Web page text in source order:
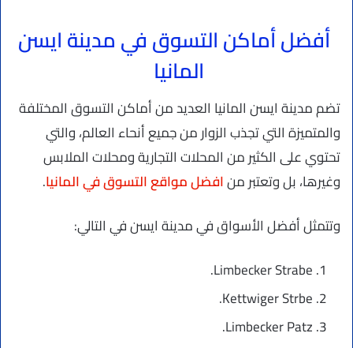
أفضل أماكن التسوق في مدينة ايسن
المانيا
تضم مدينة ايسن المانيا العديد من أماكن التسوق المختلفة
والمتميزة التي تجذب الزوار من جميع أنحاء العالم، والتي
تحتوي على الكثير من المحلات التجارية ومحلات الملابس
وغيرها، بل وتعتبر منافضل مواقع التسوق في المانيا.
وتتمثل أفضل الأسواق في مدينة ايسن في التالي:
Limbecker Strabe.
Kettwiger Strbe.
Limbecker Patz.